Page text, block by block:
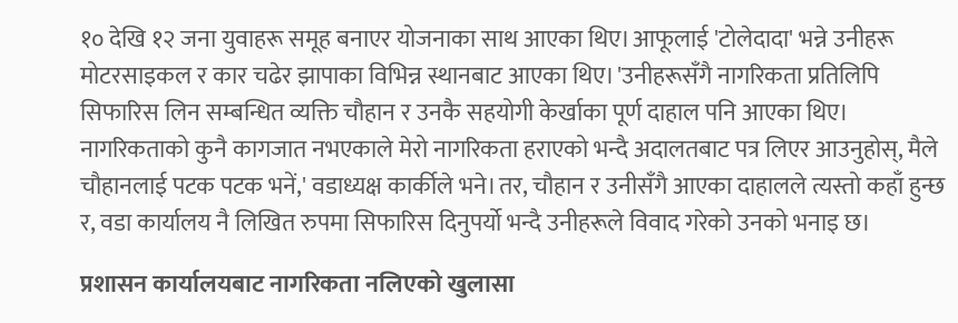
१० देखि १२ जना युवाहरू समूह बनाएर योजनाका साथ आएका थिए। आफूलाई 'टोलेदादा' भन्ने उनीहरू
मोटरसाइकल र कार चढेर झापाका विभिन्न स्थानबाट आएका थिए। 'उनीहरूसँगै नागरिकता प्रतिलिपि
सिफारिस लिन सम्बन्धित व्यक्ति चौहान र उनकै सहयोगी केर्खाका पूर्ण दाहाल पनि आएका थिए।
नागरिकताको कुनै कागजात नभएकाले मेरो नागरिकता हराएको भन्दै अदालतबाट पत्र लिएर आउनुहोस्, मैले
चौहानलाई पटक पटक भनें,' वडाध्यक्ष कार्कीले भने। तर, चौहान र उनीसँगै आएका दाहालले त्यस्तो कहाँ हुन्छ
र, वडा कार्यालय नै लिखित रुपमा सिफारिस दिनुपर्यो भन्दै उनीहरूले विवाद गरेको उनको भनाइ छ।
प्रशासन कार्यालयबाट नागरिकता नलिएको खुलासा